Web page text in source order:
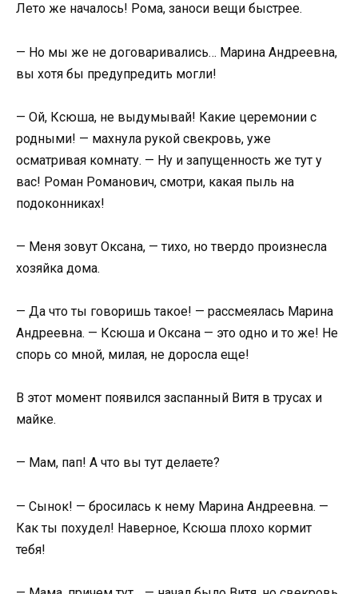
Лето же началось! Рома, заноси вещи быстрее.
— Но мы же не договаривались… Марина Андреевна,
вы хотя бы предупредить могли!
— Ой, Ксюша, не выдумывай! Какие церемонии с
родными! — махнула рукой свекровь, уже
осматривая комнату. — Ну и запущенность же тут у
вас! Роман Романович, смотри, какая пыль на
подоконниках!
— Меня зовут Оксана, — тихо, но твердо произнесла
хозяйка дома.
— Да что ты говоришь такое! — рассмеялась Марина
Андреевна. — Ксюша и Оксана — это одно и то же! Не
спорь со мной, милая, не доросла еще!
В этот момент появился заспанный Витя в трусах и
майке.
— Мам, пап! А что вы тут делаете?
— Сынок! — бросилась к нему Марина Андреевна. —
Как ты похудел! Наверное, Ксюша плохо кормит
тебя!